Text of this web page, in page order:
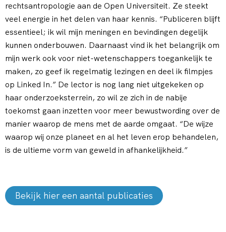
rechtsantropologie aan de Open Universiteit. Ze steekt
veel energie in het delen van haar kennis. “Publiceren blijft
essentieel; ik wil mijn meningen en bevindingen degelijk
kunnen onderbouwen. Daarnaast vind ik het belangrijk om
mijn werk ook voor niet-wetenschappers toegankelijk te
maken, zo geef ik regelmatig lezingen en deel ik filmpjes
op Linked In.” De lector is nog lang niet uitgekeken op
haar onderzoeksterrein, zo wil ze zich in de nabije
toekomst gaan inzetten voor meer bewustwording over de
manier waarop de mens met de aarde omgaat. “De wijze
waarop wij onze planeet en al het leven erop behandelen,
is de ultieme vorm van geweld in afhankelijkheid.”
Bekijk hier een aantal publicaties